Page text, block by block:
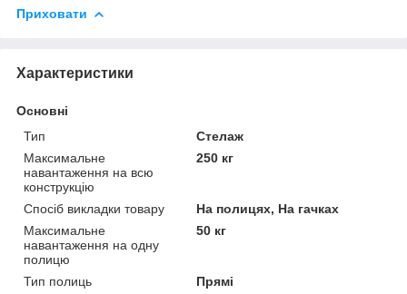
Приховати
Характеристики
Основні
Тип
Стелаж
Максимальне
навантаження на всю
конструкцію
250 кг
Спосіб викладки товару
На полицях, На гачках
Максимальне
навантаження на одну
полицю
50 кг
Тип полиць
Прямі